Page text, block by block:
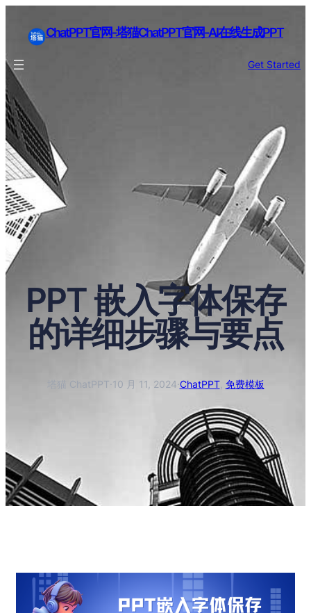
ChatPPT官网-塔猫ChatPPT官网-AI在线生成PPT
Get Started
PPT 嵌入字体保存
的详细步骤与要点
塔猫 ChatPPT·10 月 11, 2024·ChatPPT, 免费模板